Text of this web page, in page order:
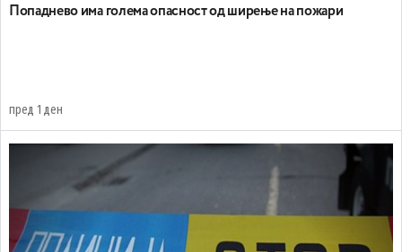
Попаднево има голема опасност од ширење на пожари
пред 1 ден